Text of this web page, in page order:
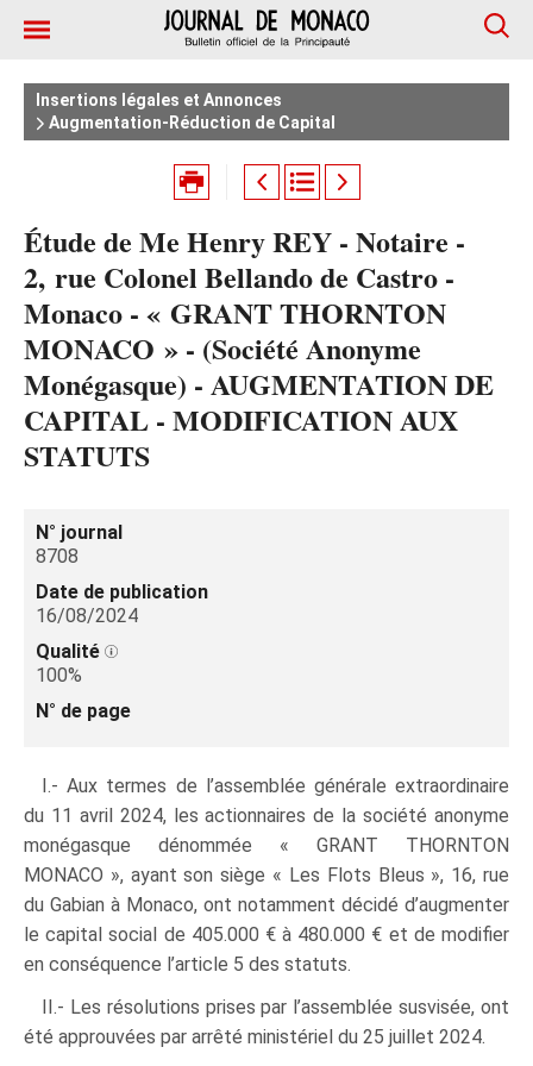
Insertions légales et Annonces
Augmentation-Réduction de Capital
Étude de Me Henry REY - Notaire -
2, rue Colonel Bellando de Castro -
Monaco - « GRANT THORNTON
MONACO » - (Société Anonyme
Monégasque) - AUGMENTATION DE
CAPITAL - MODIFICATION AUX
STATUTS
N° journal
8708
Date de publication
16/08/2024
Qualité
100%
N° de page
I.- Aux termes de l’assemblée générale extraordinaire
du 11 avril 2024, les actionnaires de la société anonyme
monégasque dénommée « GRANT THORNTON
MONACO », ayant son siège « Les Flots Bleus », 16, rue
du Gabian à Monaco, ont notamment décidé d’augmenter
le capital social de 405.000 € à 480.000 € et de modifier
en conséquence l’article 5 des statuts.
II.- Les résolutions prises par l’assemblée susvisée, ont
été approuvées par arrêté ministériel du 25 juillet 2024.